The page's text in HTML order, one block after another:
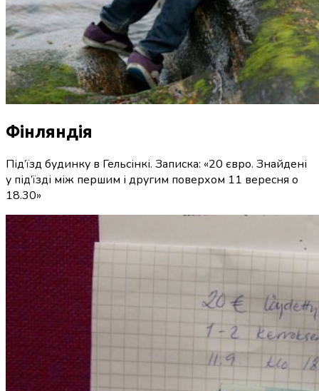
Фінляндія
Під’їзд будинку в Гельсінкі. Записка: «20 євро. Знайдені
у під’їзді між першим і другим поверхом 11 вересня о
18.30»